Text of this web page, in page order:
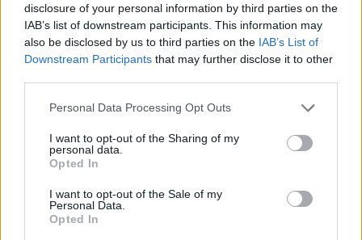
disclosure of your personal information by third parties on the
IAB’s list of downstream participants. This information may
also be disclosed by us to third parties on the IAB’s List of
Downstream Participants that may further disclose it to other
Personal Data Processing Opt Outs
I want to opt-out of the Sharing of my
personal data.
Opted In
I want to opt-out of the Sale of my
Personal Data.
Opted In
Παροχές
Ελκυστικό πακέτο αποδοχών αναλόγως προσόντων και